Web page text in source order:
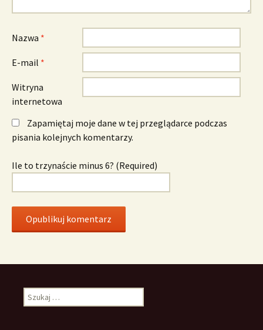
Nazwa *
E-mail *
Witryna
internetowa
Zapamiętaj moje dane w tej przeglądarce podczas
pisania kolejnych komentarzy.
Ile to trzynaście minus 6? (Required)
Szukaj: